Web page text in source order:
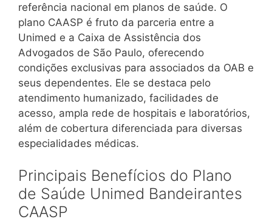
referência nacional em planos de saúde. O
plano CAASP é fruto da parceria entre a
Unimed e a Caixa de Assistência dos
Advogados de São Paulo, oferecendo
condições exclusivas para associados da OAB e
seus dependentes. Ele se destaca pelo
atendimento humanizado, facilidades de
acesso, ampla rede de hospitais e laboratórios,
além de cobertura diferenciada para diversas
especialidades médicas.
Principais Benefícios do Plano
de Saúde Unimed Bandeirantes
CAASP